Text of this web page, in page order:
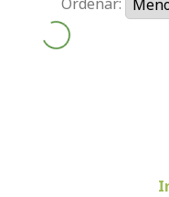
Ordenar: